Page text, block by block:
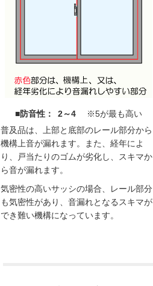
■防音性： 2～4※5が最も高い
普及品は、上部と底部のレール部分から
機構上音が漏れます。また、経年によ
り、戸当たりのゴムが劣化し、スキマか
ら音が漏れます。
気密性の高いサッシの場合、レール部分
も気密性があり、音漏れとなるスキマが
でき難い機構になっています。